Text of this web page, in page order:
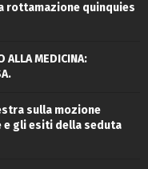
rottamazione quinquies
ALLA MEDICINA:
sulla mozione
e gli esiti della seduta